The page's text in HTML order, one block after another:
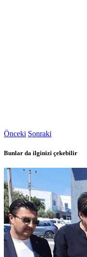
Önceki Sonraki
Bunlar da ilginizi çekebilir